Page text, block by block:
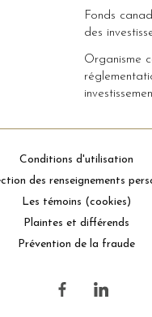
Fonds
des
Organisme
Conditions d'utilisation
des renseignements
Les témoins (cookies)
Plaintes et différends
Prévention de la fraude